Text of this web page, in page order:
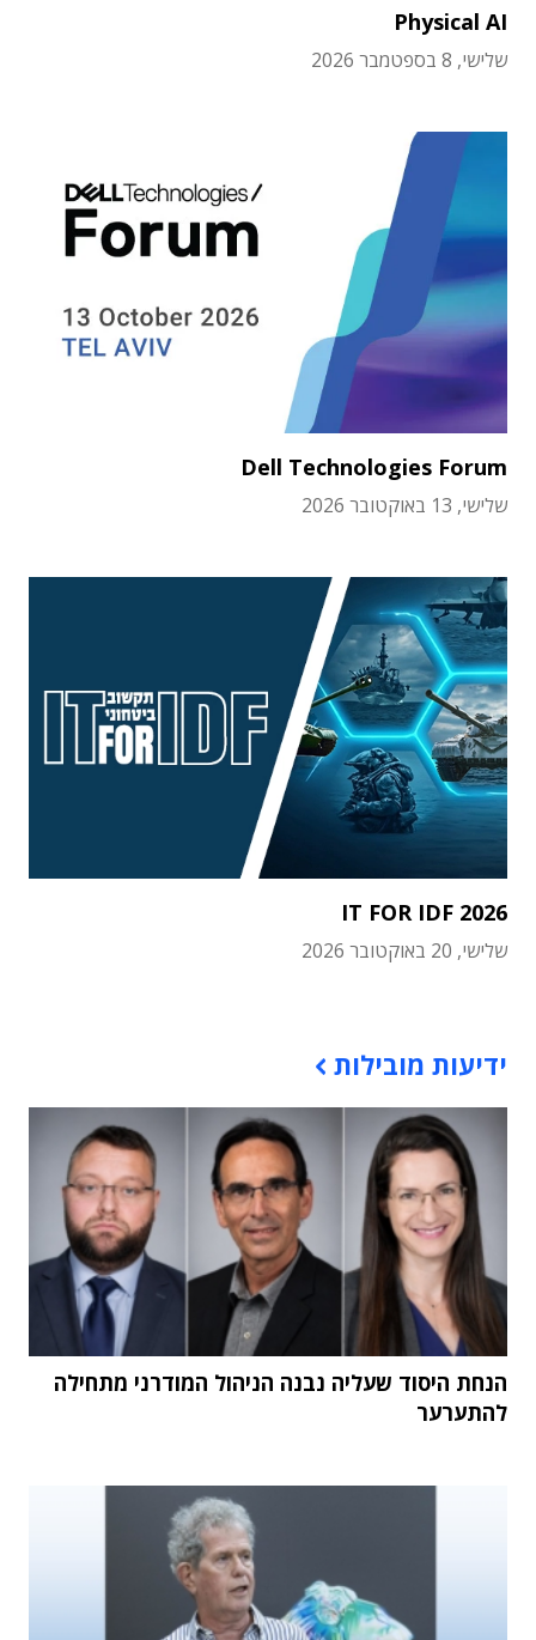
Physical AI
שלישי, 8 בספטמבר 2026
Dell Technologies Forum
שלישי, 13 באוקטובר 2026
IT FOR IDF 2026
שלישי, 20 באוקטובר 2026
ידיעות מובילות
הנחת היסוד שעליה נבנה הניהול המודרני מתחילה
להתערער